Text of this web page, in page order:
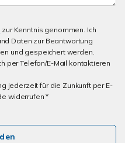
zur Kenntnis genommen. Ich
Daten zur Beantwortung
und gespeichert werden.
per Telefon/E-Mail kontaktieren
jederzeit für die Zunkunft per E-
widerrufen *